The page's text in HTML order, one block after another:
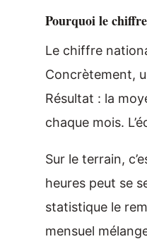
Pourquoi le
Le chiffre
Concrètement,
Résultat : la
chaque mois.
Sur le terrain,
heures peut se
statistique le
mensuel